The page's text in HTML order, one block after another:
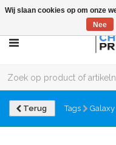
Terug Tags
Wij slaan cookies op om onze
Nee